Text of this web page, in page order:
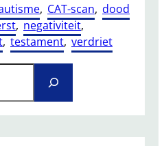
, CAT-scan, dood
, negativiteit,
, testament, verdriet